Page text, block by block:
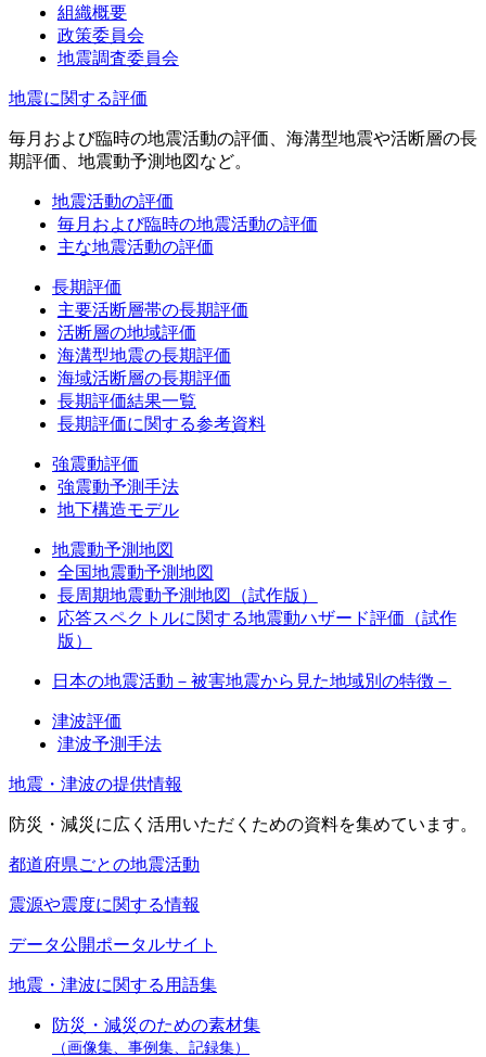
組織概要
政策委員会
地震調査委員会
地震に関する評価
毎月および臨時の地震活動の評価、海溝型地震や活断層の長
期評価、地震動予測地図など。
地震活動の評価
毎月および臨時の地震活動の評価
主な地震活動の評価
長期評価
主要活断層帯の長期評価
活断層の地域評価
海溝型地震の長期評価
海域活断層の長期評価
長期評価結果一覧
長期評価に関する参考資料
強震動評価
強震動予測手法
地下構造モデル
地震動予測地図
全国地震動予測地図
長周期地震動予測地図（試作版）
応答スペクトルに関する地震動ハザード評価（試作
版）
日本の地震活動－被害地震から見た地域別の特徴－
津波評価
津波予測手法
地震・津波の提供情報
防災・減災に広く活用いただくための資料を集めています。
都道府県ごとの地震活動
震源や震度に関する情報
データ公開ポータルサイト
地震・津波に関する用語集
防災・減災のための素材集
（画像集、事例集、記録集）